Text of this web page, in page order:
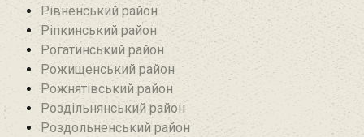
Рівненський район
Ріпкинський район
Рогатинський район
Рожищенський район
Рожнятівський район
Роздільнянський район
Роздольненський район